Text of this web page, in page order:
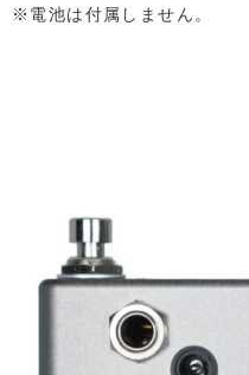
※電池は付属しません。